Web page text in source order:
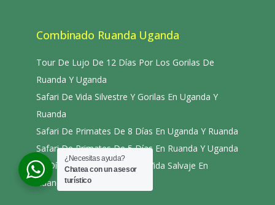
Combinado Ruanda Uganda
Tour De Lujo De 12 Días Por Los Gorilas De
Ruanda Y Uganda
Safari De Vida Silvestre Y Gorilas En Uganda Y
Ruanda
Safari De Primates De 8 Días En Uganda Y Ruanda
Safari De Primates De 5 Días En Ruanda Y Uganda
10 Días Uganda – Safari De Vida Salvaje En
Ruanda
¿Necesitas ayuda?
Chatea con un asesor
turístico